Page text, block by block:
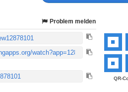
QR-
Problem melden